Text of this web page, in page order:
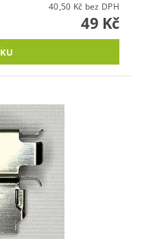
40,50 Kč bez DPH
49 Kč